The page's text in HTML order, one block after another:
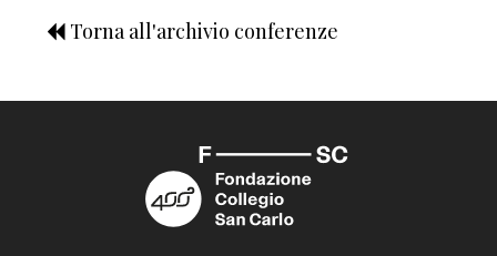
Torna all'archivio conferenze